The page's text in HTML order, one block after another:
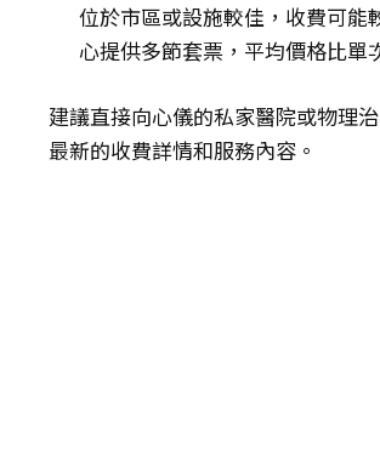
位於市區或設施較佳，收費可能
心提供多節套票，平均價格比單
建議直接向心儀的私家醫院或物理
最新的收費詳情和服務內容。